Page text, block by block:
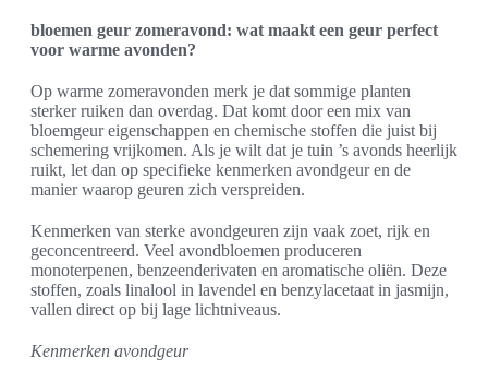
bloemen geur zomeravond: wat maakt een geur perfect
voor warme avonden?
Op warme zomeravonden merk je dat sommige planten
sterker ruiken dan overdag. Dat komt door een mix van
bloemgeur eigenschappen en chemische stoffen die juist bij
schemering vrijkomen. Als je wilt dat je tuin ’s avonds heerlijk
ruikt, let dan op specifieke kenmerken avondgeur en de
manier waarop geuren zich verspreiden.
Kenmerken van sterke avondgeuren zijn vaak zoet, rijk en
geconcentreerd. Veel avondbloemen produceren
monoterpenen, benzeenderivaten en aromatische oliën. Deze
stoffen, zoals linalool in lavendel en benzylacetaat in jasmijn,
vallen direct op bij lage lichtniveaus.
Kenmerken avondgeur